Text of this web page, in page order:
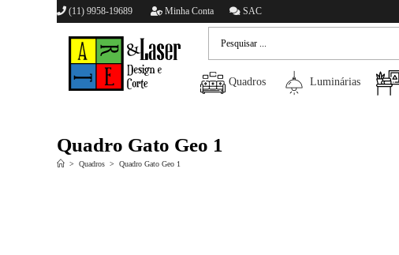
(11) 9958-19689 Minha Conta SAC
Quadros Luminárias
Quadro Gato Geo 1
> Quadros > Quadro Gato Geo 1